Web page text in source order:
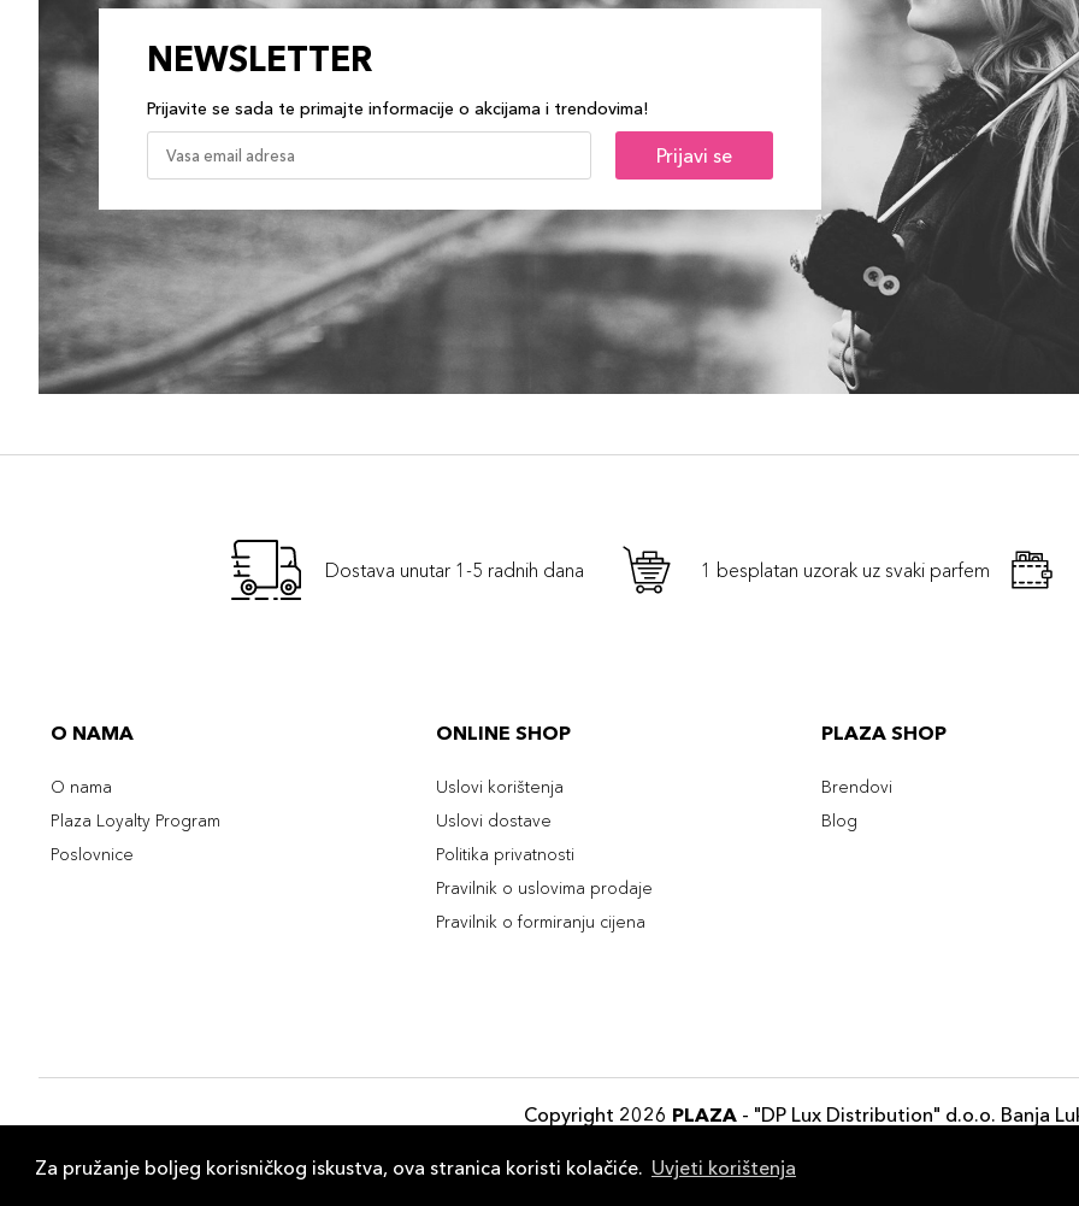
Za pružanje boljeg korisničkog iskustva, ova stranica koristi kolačiće. Uvjeti korištenja
NEWSLETTER
Prijavite se sada te primajte informacije o akcijama i trendovima!
Prijavi se
Dostava unutar 1-5 radnih dana 1 besplatan uzorak uz svaki parfem
O NAMA
O nama
Plaza Loyalty Program
Poslovnice
ONLINE SHOP
Uslovi korištenja
Uslovi dostave
Politika privatnosti
Pravilnik o uslovima prodaje
Pravilnik o formiranju cijena
PLAZA SHOP
Brendovi
Blog
Copyright 2026 PLAZA- "DP Lux Distribution" d.o.o. Banja